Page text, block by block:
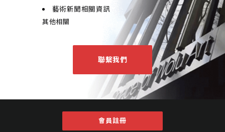
藝術新聞相關資訊
其他相關
聯繫我們
會員註冊